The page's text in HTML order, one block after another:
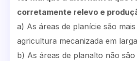
corretamente relevo e
a) As áreas de planície são
agricultura mecanizada em
b) As áreas de planalto não